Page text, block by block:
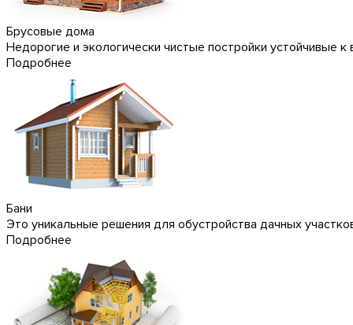
Брусовые дома
Недорогие и экологически чистые постройки устойчивые
Подробнее
Бани
Это уникальные решения для обустройства дачных
Подробнее